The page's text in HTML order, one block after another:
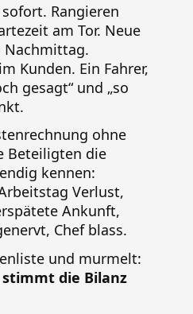
Rangieren
am Tor. Neue
Nachmittag.
Kunden. Ein Fahrer,
gesagt“ und „so
ohne
Beteiligten die
kennen:
Verlust,
Ankunft,
Chef blass.
und murmelt:
stimmt die Bilanz